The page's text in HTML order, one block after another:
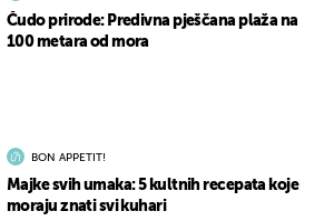
Čudo prirode: Predivna pješčana plaža na
100 metara od mora
BON APPETIT!
Majke svih umaka: 5 kultnih recepata koje
moraju znati svi kuhari